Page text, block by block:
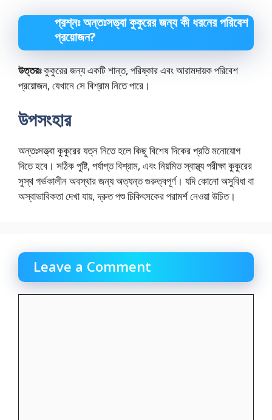
প্রশ্নঃ অন্তঃসত্ত্বা কুকুরের জন্য কী ধরনের পরিবেশ
প্রয়োজন?
উত্তরঃকুকুরের জন্য একটি শান্ত, পরিষ্কার এবং আরামদায়ক পরিবেশ
প্রয়োজন, যেখানে সে বিশ্রাম নিতে পারে।
উপসংহার
অন্তঃসত্ত্বা কুকুরের যত্ন নিতে হলে কিছু বিশেষ দিকের প্রতি মনোযোগ
দিতে হবে। সঠিক পুষ্টি, পর্যাপ্ত বিশ্রাম, এবং নিয়মিত স্বাস্থ্য পরীক্ষা কুকুরের
সুস্থ গর্ভকালীন অবস্থার জন্য অত্যন্ত গুরুত্বপূর্ণ। যদি কোনো অসুবিধা বা
অস্বাভাবিকতা দেখা যায়, দ্রুত পশু চিকিৎসকের পরামর্শ নেওয়া উচিত।
Leave a Comment